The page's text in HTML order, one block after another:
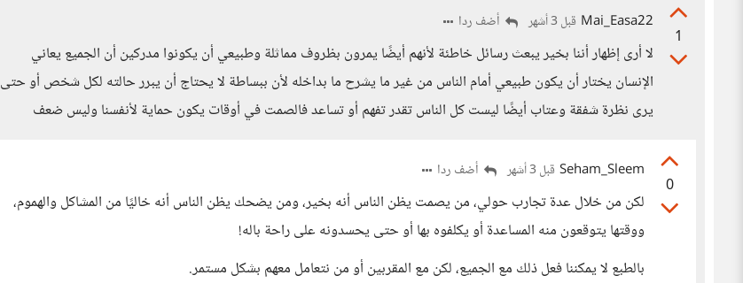
1
Mai_Easa22 قبل 3 أشهر أضف ردا
لا أرى إظهار أننا بخير يبعث رسائل خاطئة لأنهم أيضًا يمرون بظروف مماثلة وطبيعي أن يكونوا مدركين أن الجميع يعاني
الإنسان يختار أن يكون طبيعي أمام الناس من غير ما يشرح ما بداخله لأن ببساطة لا يحتاج أن يبرر حالته لكل شخص أو حتى
يرى نظرة شفقة وعتاب أيضًا ليست كل الناس تقدر تفهم أو تساعد فالصمت في أوقات يكون حماية لأنفسنا وليس ضعف
0
Seham_Sleem قبل 3 أشهر أضف ردا
لكن من خلال عدة تجارب حولي، من يصمت يظن الناس أنه بخير، ومن يضحك يظن الناس أنه خاليًا من المشاكل والهموم،
ووقتها يتوقعون منه المساعدة أو يكلفوه بها أو حتى يحسدونه على راحة باله!
بالطبع لا يمكننا فعل ذلك مع الجميع، لكن مع المقربين أو من نتعامل معهم بشكل مستمر.